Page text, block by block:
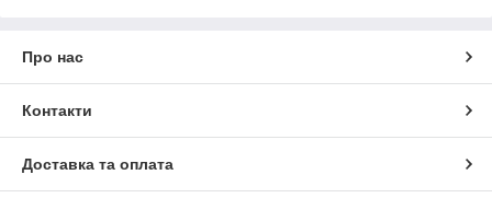
Про нас
Контакти
Доставка та оплата